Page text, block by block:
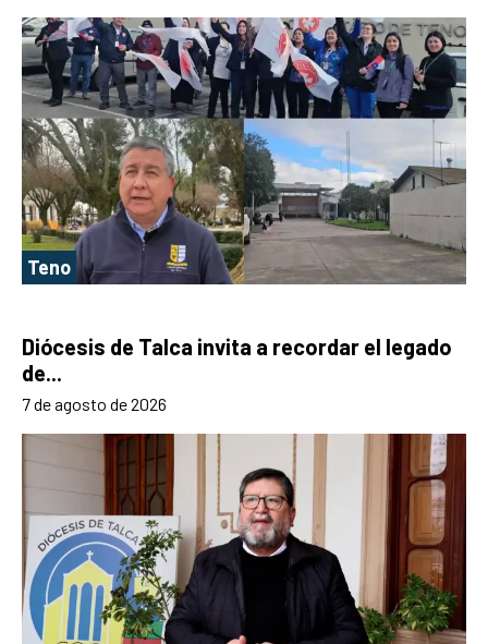
Teno
Diócesis de Talca invita a recordar el legado
de...
7 de agosto de 2026